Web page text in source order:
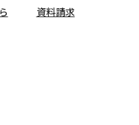
資料請求